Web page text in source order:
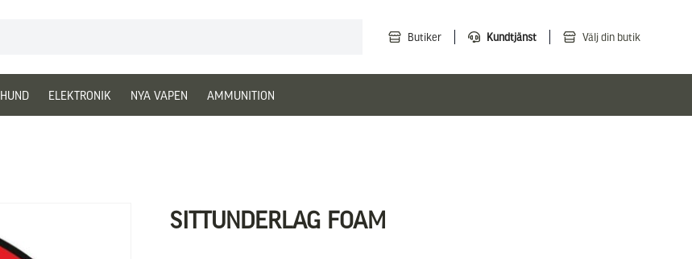
Butiker Kundtjänst Välj din butik
HUND ELEKTRONIK NYA VAPEN AMMUNITION
SITTUNDERLAG FOAM